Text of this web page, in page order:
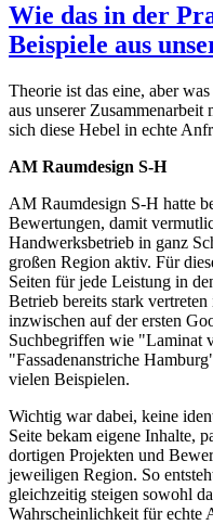
Wie das in der
Beispiele aus
Theorie ist das eine, aber
aus unserer
sich diese Hebel in echte
AM Raumdesign S-H
AM Raumdesign S-H hatte
Bewertungen, damit
Handwerksbetrieb in ganz
großen Region aktiv. Für
Seiten für jede Leistung in
Betrieb bereits stark
inzwischen auf der ersten
Suchbegriffen wie "Laminat
"Fassadenanstriche
vielen Beispielen.
Wichtig war dabei, keine
Seite bekam eigene Inhalte,
dortigen Projekten und
jeweiligen Region. So
gleichzeitig steigen sowohl
Wahrscheinlichkeit für echte